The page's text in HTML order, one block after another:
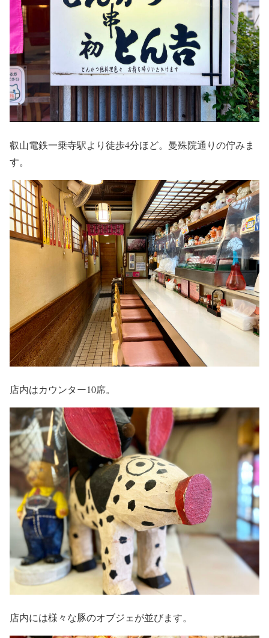
叡山電鉄一乗寺駅より徒歩4分ほど。曼殊院通りの佇みま
す。
店内はカウンター10席。
店内には様々な豚のオブジェが並びます。